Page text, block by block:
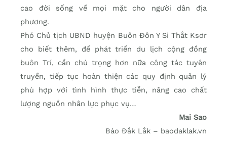
cao đời sống về mọi mặt cho người dân địa
phương.
Phó Chủ tịch UBND huyện Buôn Đôn Y Si Thắt Ksơr
cho biết thêm, để phát triển du lịch cộng đồng
buôn Trí, cần chú trọng hơn nữa công tác tuyên
truyền, tiếp tục hoàn thiện các quy định quản lý
phù hợp với tình hình thực tiễn, nâng cao chất
lượng nguồn nhân lực phục vụ…
Mai Sao
Báo Đắk Lắk – baodaklak.vn